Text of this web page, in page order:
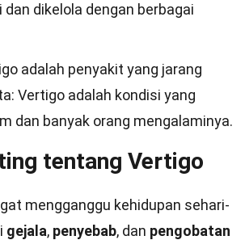
dan dikelola dengan berbagai
adalah penyakit yang jarang
Vertigo adalah kondisi yang
dan banyak orang mengalaminya.
tentang Vertigo
mengganggu kehidupan sehari-
gejala, penyebab, dan pengobatan